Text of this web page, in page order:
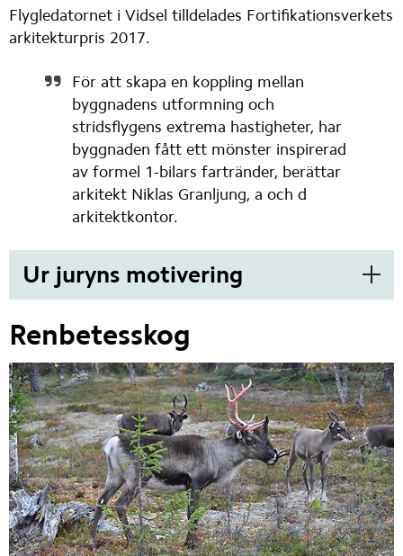
Flygledatornet i Vidsel tilldelades Fortifikationsverkets
arkitekturpris 2017.
För att skapa en koppling mellan
byggnadens utformning och
stridsflygens extrema hastigheter, har
byggnaden fått ett mönster inspirerad
av formel 1-bilars fartränder, berättar
arkitekt Niklas Granljung, a och d
arkitektkontor.
Ur juryns motivering
Renbetesskog